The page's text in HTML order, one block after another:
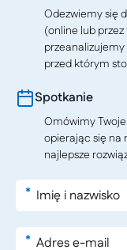
Odezwiemy się
(online lub
przed którym
Spotkanie
Omówimy
opierając się na
najlepsze
*
*